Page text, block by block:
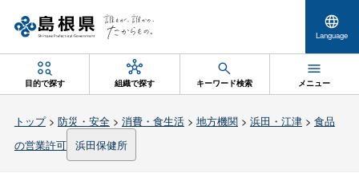
Language
目的で探す 組織で探す キーワード検索 メニュー
トップ> 防災・安全> 消費・食生活> 地方機関> 浜田・江津> 食品
の営業許可 浜田保健所